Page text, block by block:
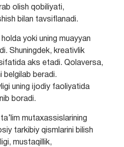
olish qobiliyati,
bilan tavsiflanadi.
yoki uning muayyan
Shuningdek, kreativlik
aks etadi. Qolaversa,
belgilab beradi.
uning ijodiy faoliyatida
boradi.
mutaxassislarining
tarkibiy qismlarini bilish
mustaqillik,